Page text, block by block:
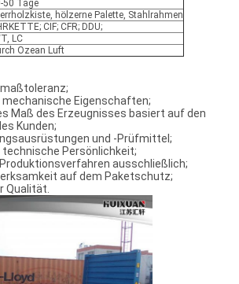
50 Tage
hölzerne Palette, Stahlrahmen
CIF; CFR; DDU;
LC
Ozean Luft
Eigenschaften;
Maß des Erzeugnisses basiert auf den
Kunden;
und -Prüfmittel;
Persönlichkeit;
ausschließlich;
auf dem Paketschutz;
Qualität.